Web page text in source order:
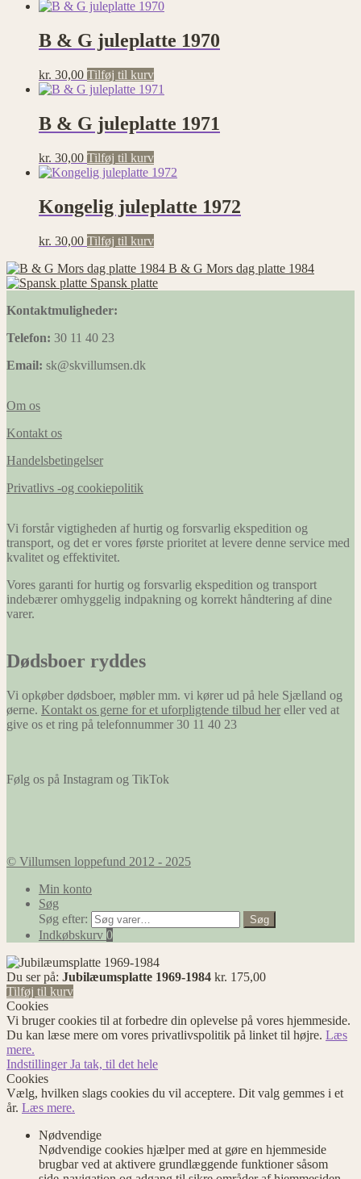
B & G juleplatte 1970
kr. 30,00 Tilføj til kurv
B & G juleplatte 1971
kr. 30,00 Tilføj til kurv
Kongelig juleplatte 1972
kr. 30,00 Tilføj til kurv
B & G Mors dag platte 1984
Spansk platte
Kontaktmuligheder:
Telefon: 30 11 40 23
Email: sk@skvillumsen.dk
Om os
Kontakt os
Handelsbetingelser
Privatlivs -og cookiepolitik
Vi forstår vigtigheden af hurtig og forsvarlig ekspedition og
transport, og det er vores første prioritet at levere denne service med
kvalitet og effektivitet.
Vores garanti for hurtig og forsvarlig ekspedition og transport
indebærer omhyggelig indpakning og korrekt håndtering af dine
varer.
Dødsboer ryddes
Vi opkøber dødsboer, møbler mm. vi kører ud på hele Sjælland og
øerne. Kontakt os gerne for et uforpligtende tilbud her eller ved at
give os et ring på telefonnummer 30 11 40 23
Følg os på Instagram og TikTok
© Villumsen loppefund 2012 - 2025
Min konto
Søg
Søg efter:
Søg
Indkøbskurv 0
Du ser på: Jubilæumsplatte 1969-1984 kr. 175,00
Tilføj til kurv
Cookies
Vi bruger cookies til at forbedre din oplevelse på vores hjemmeside.
Du kan læse mere om vores privatlivspolitik på linket til højre. Læs
mere.
IndstillingerJa tak, til det hele
Cookies
Vælg, hvilken slags cookies du vil acceptere. Dit valg gemmes i et
år. Læs mere.
Nødvendige
Nødvendige cookies hjælper med at gøre en hjemmeside
brugbar ved at aktivere grundlæggende funktioner såsom